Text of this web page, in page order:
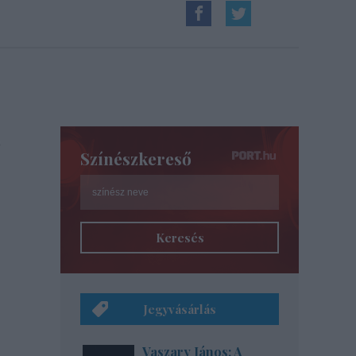
Színészkereső
Keresés
Jegyvásárlás
Vaszary János: A